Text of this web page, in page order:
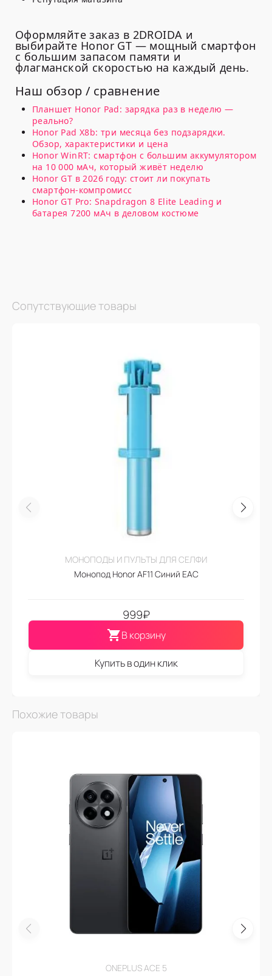
Оформляйте заказ в 2DROIDA и
выбирайте Honor GT — мощный смартфон
с большим запасом памяти и
флагманской скоростью на каждый день.
Наш обзор / сравнение
Планшет Honor Pad: зарядка раз в неделю —
реально?
Honor Pad X8b: три месяца без подзарядки.
Обзор, характеристики и цена
Honor WinRT: смартфон с большим аккумулятором
на 10 000 мАч, который живёт неделю
Honor GT в 2026 году: стоит ли покупать
смартфон-компромисс
Honor GT Pro: Snapdragon 8 Elite Leading и
батарея 7200 мАч в деловом костюме
Сопутствующие товары
МОНОПОДЫ И ПУЛЬТЫ ДЛЯ СЕЛФИ
Монопод Honor AF11 Синий EAC
999₽
В корзину
Купить в один клик
Похожие товары
ONEPLUS ACE 5